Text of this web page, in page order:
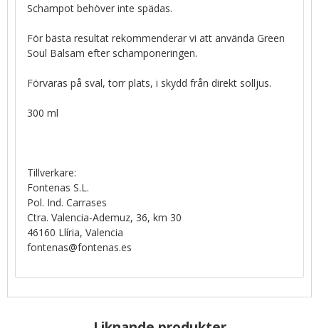
Schampot behöver inte spädas.
För bästa resultat rekommenderar vi att använda Green
Soul Balsam efter schamponeringen.
Förvaras på sval, torr plats, i skydd från direkt solljus.
300 ml
Tillverkare:
Fontenas S.L.
Pol. Ind. Carrases
Ctra. Valencia-Ademuz, 36, km 30
46160 Llíria, Valencia
fontenas@fontenas.es